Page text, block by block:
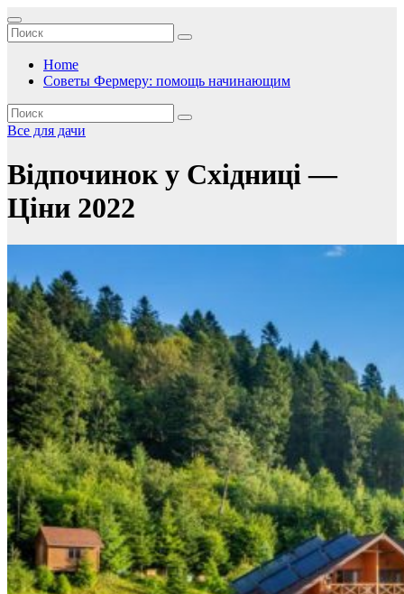
Перейти
к
содержимому
Home
Советы Фермеру: помощь начинающим
Все для дачи
Відпочинок у Східниці —
Ціни 2022